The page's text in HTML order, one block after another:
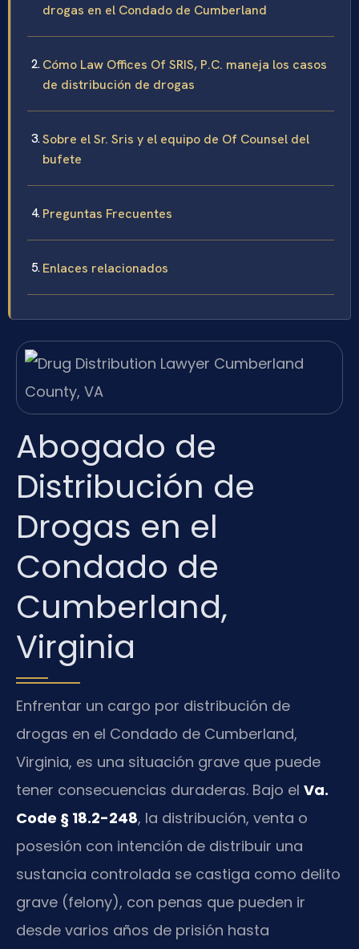
drogas en el Condado de Cumberland
Cómo Law Offices Of SRIS, P.C. maneja los casos
de distribución de drogas
Sobre el Sr. Sris y el equipo de Of Counsel del
bufete
Preguntas Frecuentes
Enlaces relacionados
Abogado de
Distribución de
Drogas en el
Condado de
Cumberland,
Virginia
Enfrentar un cargo por distribución de
drogas en el Condado de Cumberland,
Virginia, es una situación grave que puede
tener consecuencias duraderas. Bajo el Va.
Code § 18.2-248, la distribución, venta o
posesión con intención de distribuir una
sustancia controlada se castiga como delito
grave (felony), con penas que pueden ir
desde varios años de prisión hasta